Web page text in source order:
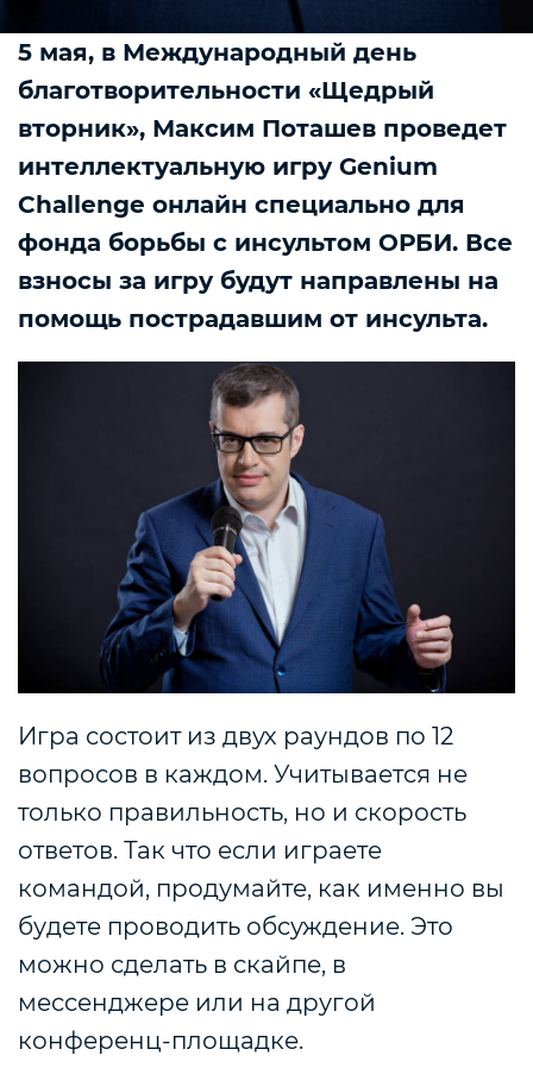
5 мая, в Международный день
благотворительности «Щедрый
вторник», Максим Поташев проведет
интеллектуальную игру Genium
Сhallenge онлайн специально для
фонда борьбы с инсультом ОРБИ. Все
взносы за игру будут направлены на
помощь пострадавшим от инсульта.
Игра состоит из двух раундов по 12
вопросов в каждом. Учитывается не
только правильность, но и скорость
ответов. Так что если играете
командой, продумайте, как именно вы
будете проводить обсуждение. Это
можно сделать в скайпе, в
мессенджере или на другой
конференц-площадке.